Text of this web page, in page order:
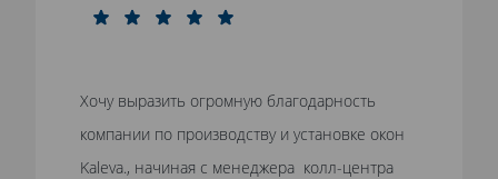
Хочу выразить огромную благодарность
компании по производству и установке окон
Kaleva., начиная с менеджера колл-центра